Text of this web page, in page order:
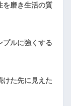
を磨き生活の質
プルに強くする
けた先に見えた